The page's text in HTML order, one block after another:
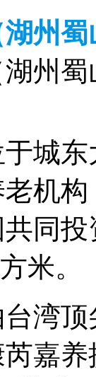
州
州
城
机
同
米。
湾
嘉